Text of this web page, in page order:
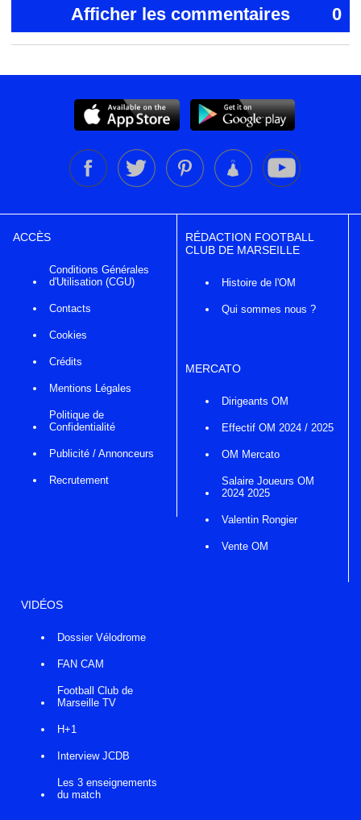
Afficher les commentaires 0
ACCÈS
Conditions Générales
d'Utilisation (CGU)
Contacts
Cookies
Crédits
Mentions Légales
Politique de
Confidentialité
Publicité / Annonceurs
Recrutement
RÉDACTION FOOTBALL
CLUB DE MARSEILLE
Histoire de l'OM
Qui sommes nous ?
MERCATO
Dirigeants OM
Effectif OM 2024 / 2025
OM Mercato
Salaire Joueurs OM
2024 2025
Valentin Rongier
Vente OM
VIDÉOS
Dossier Vélodrome
FAN CAM
Football Club de
Marseille TV
H+1
Interview JCDB
Les 3 enseignements
du match